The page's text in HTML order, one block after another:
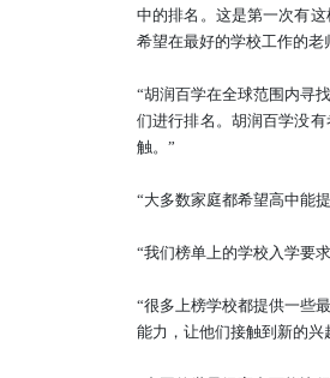
中的排名。这是第一次有
希望在最好的学校工作的老
“胡润百学在全球范围内寻
们进行排名。胡润百学没
触。 ”
“大多数家庭都希望高中能
“我们榜单上的学校入学要
“很多上榜学校都提供一些
能力，让他们接触到新的兴